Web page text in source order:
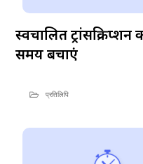
स्वचालित
समय बचाएं
प्रतिलिपि